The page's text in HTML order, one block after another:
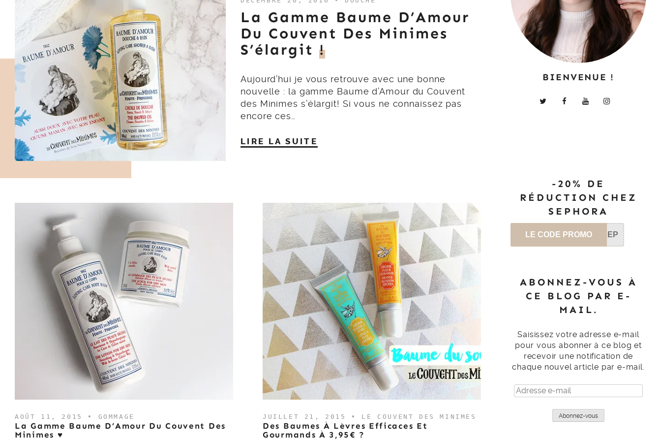
La Gamme Baume D’Amour
Du Couvent Des Minimes
S’élargit !
Aujourd’hui je vous retrouve avec une bonne
nouvelle : la gamme Baume d’Amour du Couvent
des Minimes s’élargit! Si vous ne connaissez pas
encore ces…
LIRE LA SUITE
AOÛT 11, 2015 • GOMMAGE
La Gamme Baume D’Amour Du Couvent Des
Minimes ♥
JUILLET 21, 2015 • LE COUVENT DES MINIMES
Des Baumes À Lèvres Efficaces Et
Gourmands À 3,95€ ?
BIENVENUE !
-20% DE
RÉDUCTION CHEZ
SEPHORA
LE CODE PROMO SEP
ABONNEZ-VOUS À
CE BLOG PAR E-
MAIL.
Saisissez votre adresse e-mail
pour vous abonner à ce blog et
recevoir une notification de
chaque nouvel article par e-mail.
Adresse
e-
Abonnez-vous